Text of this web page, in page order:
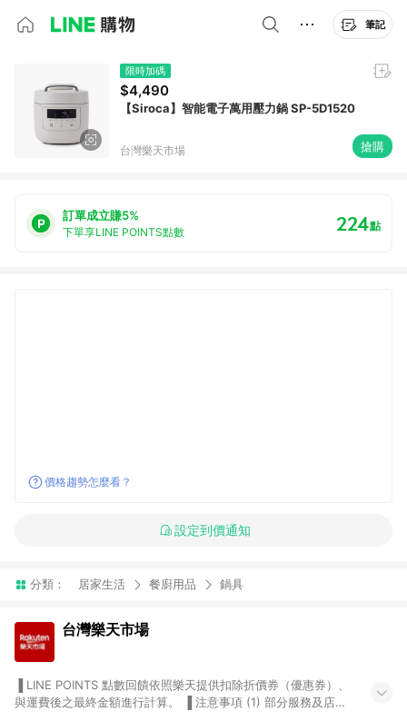
筆記
限時加碼
$4,490
【Siroca】智能電子萬用壓力鍋 SP-5D1520
台灣樂天市場 搶購
訂單成立賺5%
下單享LINE POINTS點數 224點
價格趨勢怎麼看？
設定到價通知
分類： 居家生活 餐廚用品 鍋具
台灣樂天市場
與運費後之最終金額進行計算。 ▐ 注意事項 (1) 部分服務及店家